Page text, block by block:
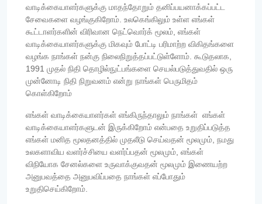
வாடிக்கையாளர்களுக்கு மாதந்தோறும் தனிப்பயனாக்கப்பட்ட
சேவைகளை வழங்குகிறோம். உலகெங்கிலும் உள்ள எங்கள்
கூட்டாளர்களின் விரிவான நெட்வொர்க் மூலம், எங்கள்
வாடிக்கையாளர்களுக்கு மிகவும் போட்டி பரிமாற்ற விகிதங்களை
வழங்க நாங்கள் நன்கு நிலைநிறுத்தப்பட்டுள்ளோம். கூடுதலாக,
1991 முதல் நிதி தொழில்நுட்பங்களை செயல்படுத்துவதில் ஒரு
முன்னோடி நிதி நிறுவனம் என்று நாங்கள் பெருமிதம்
கொள்கிறோம்
எங்கள் வாடிக்கையாளர்கள் எங்கிருந்தாலும் நாங்கள் எங்கள்
வாடிக்கையாளர்களுடன் இருக்கிறோம் என்பதை உறுதிப்படுத்த
எங்கள் மனித மூலதனத்தில் முதலீடு செய்வதன் மூலமும், நமது
உலகளாவிய வளர்ச்சியை வளர்ப்பதன் மூலமும், எங்கள்
விநியோக சேனல்களை உருவாக்குவதன் மூலமும் இணையற்ற
அனுபவத்தை அனுபவிப்பதை நாங்கள் எப்போதும்
உறுதிசெய்கிறோம்.